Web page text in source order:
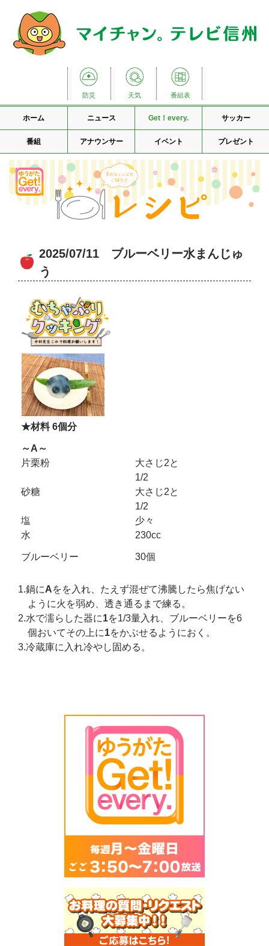
防災 天気 番組表
ホーム ニュース Get！every. サッカー
番組 アナウンサー イベント プレゼント
2025/07/11 ブルーベリー水まんじゅ
う
★材料 6個分
～A～
片栗粉
大さじ2と
1/2
砂糖
大さじ2と
1/2
塩
少々
水
230cc
ブルーベリー 30個
1.鍋にAをを入れ、たえず混ぜて沸騰したら焦げない
ように火を弱め、透き通るまで練る。
2.水で濡らした器に1を1/3量入れ、ブルーベリーを6
個おいてその上に1をかぶせるようにおく。
3.冷蔵庫に入れ冷やし固める。